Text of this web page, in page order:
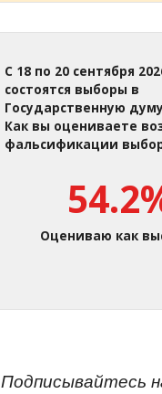
С 18 по 20 сентября
состоятся выборы в
Государственную
Как вы оцениваете
фальсификации
Оцениваю как
Подписывайтесь